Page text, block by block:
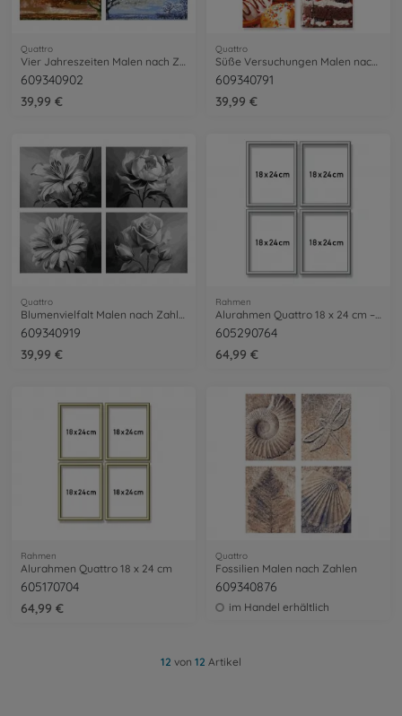
Quattro
609340902
39,99 €
Quattro
609340791
39,99 €
Quattro
Blumenvielfalt Malen nach Zahlen
609340919
39,99 €
Rahmen
Alurahmen Quattro 18 x 24 cm – Silber matt
605290764
64,99 €
Rahmen
Alurahmen Quattro 18 x 24 cm
605170704
64,99 €
Quattro
Fossilien Malen nach Zahlen
609340876
im Handel erhältlich
12 von 12 Artikel